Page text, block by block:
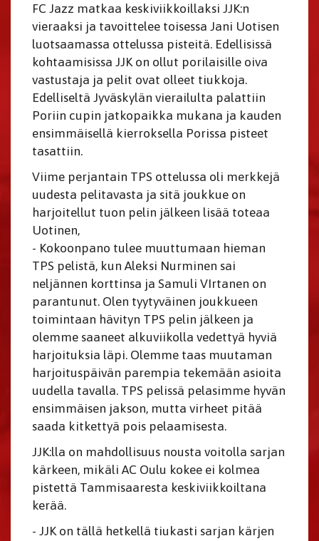
FC Jazz matkaa keskiviikkoillaksi JJK:n
vieraaksi ja tavoittelee toisessa Jani Uotisen
luotsaamassa ottelussa pisteitä. Edellisissä
kohtaamisissa JJK on ollut porilaisille oiva
vastustaja ja pelit ovat olleet tiukkoja.
Edelliseltä Jyväskylän vierailulta palattiin
Poriin cupin jatkopaikka mukana ja kauden
ensimmäisellä kierroksella Porissa pisteet
tasattiin.
Viime perjantain TPS ottelussa oli merkkejä
uudesta pelitavasta ja sitä joukkue on
harjoitellut tuon pelin jälkeen lisää toteaa
Uotinen,
- Kokoonpano tulee muuttumaan hieman
TPS pelistä, kun Aleksi Nurminen sai
neljännen korttinsa ja Samuli VIrtanen on
parantunut. Olen tyytyväinen joukkueen
toimintaan hävityn TPS pelin jälkeen ja
olemme saaneet alkuviikolla vedettyä hyviä
harjoituksia läpi. Olemme taas muutaman
harjoituspäivän parempia tekemään asioita
uudella tavalla. TPS pelissä pelasimme hyvän
ensimmäisen jakson, mutta virheet pitää
saada kitkettyä pois pelaamisesta.
JJK:lla on mahdollisuus nousta voitolla sarjan
kärkeen, mikäli AC Oulu kokee ei kolmea
pistettä Tammisaaresta keskiviikkoiltana
kerää.
- JJK on tällä hetkellä tiukasti sarjan kärjen